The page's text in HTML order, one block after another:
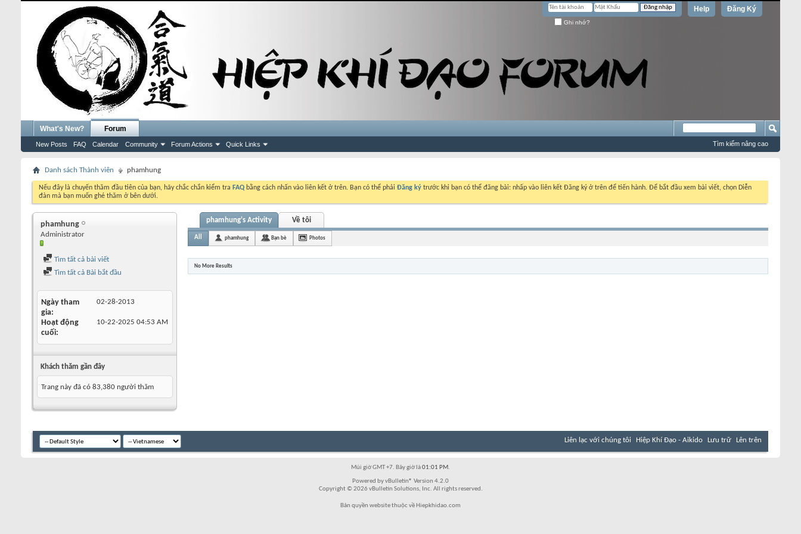
Đăng Ký
Help
Ghi nhớ?
What's New? Forum
New Posts FAQ Calendar Community Forum Actions Quick Links Tìm kiếm nâng cao
Danh sách Thành viên phamhung
Nếu đây là chuyến thăm đầu tiên của bạn, hãy chắc chắn kiểm tra FAQ bằng cách nhấn vào liên kết ở trên. Bạn có thể phải Đăng ký trước khi bạn có thể đăng bài: nhấp vào liên kết Đăng ký ở trên để tiến hành. Để bắt đầu xem bài viết, chọn Diễn
đàn mà bạn muốn ghé thăm ở bên dưới.
phamhung
Administrator
Tìm tất cả bài viết
Tìm tất cả Bài bắt đầu
Ngày tham
gia
02-28-2013
Hoạt động
cuối
10-22-2025 04:53 AM
Khách thăm gần đây
Trang này đã có 83,380 người thăm
phamhung's Activity Về tôi
All phamhung Bạn bè Photos
No More Results
Liên lạc với chúng tôi Hiệp Khí Đạo - Aikido Lưu trữ Lên trên
Múi giờ GMT +7. Bây giờ là01:01 PM.
Powered by vBulletin® Version 4.2.0
Copyright © 2026 vBulletin Solutions, Inc. All rights reserved.
Bản quyền website thuộc về Hiepkhidao.com